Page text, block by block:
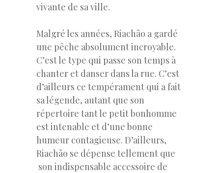
vivante de sa ville.
Malgré les années, Riachão a gardé
une pêche absolument incroyable.
C’est le type qui passe son temps à
chanter et danser dans la rue. C’est
d’ailleurs ce tempérament qui a fait
sa légende, autant que son
répertoire tant le petit bonhomme
est intenable et d’une bonne
humeur contagieuse. D’ailleurs,
Riachão se dépense tellement que
son indispensable accessoire de